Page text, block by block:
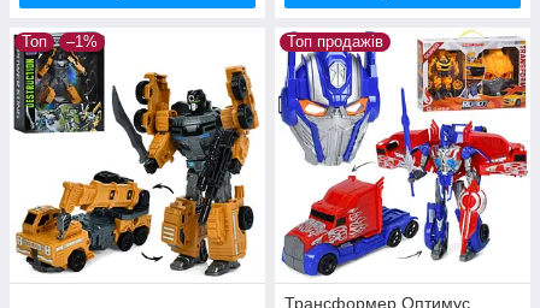
Топ –1% Топ продажів
Трансформер Оптимус